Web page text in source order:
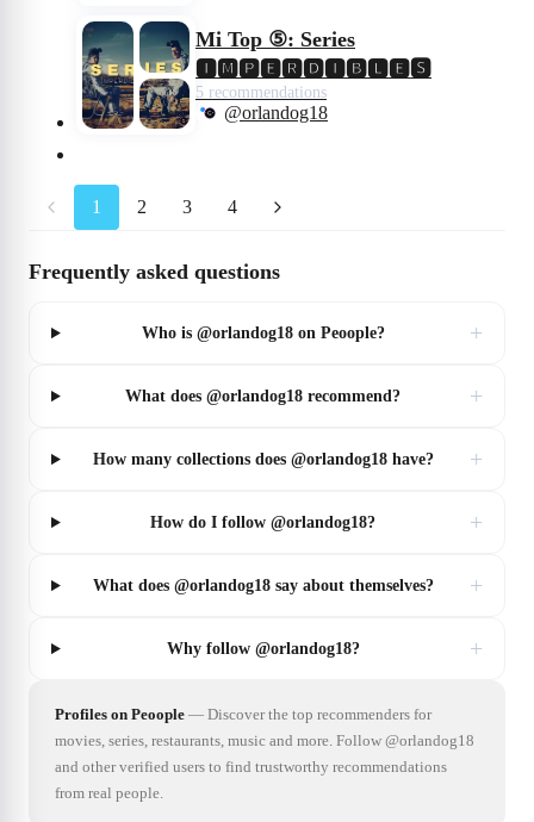
Mi Top ⑤: Series
🅸🅼🅿🅴🆁🅳🅸🅱🅻🅴🆂
5 recommendations
@orlandog18
1 2 3 4
Frequently asked questions
Who is @orlandog18 on Peoople? +
What does @orlandog18 recommend? +
How many collections does @orlandog18 have? +
How do I follow @orlandog18? +
What does @orlandog18 say about themselves? +
Why follow @orlandog18? +
Profiles on Peoople — Discover the top recommenders for
movies, series, restaurants, music and more. Follow @orlandog18
and other verified users to find trustworthy recommendations
from real people.